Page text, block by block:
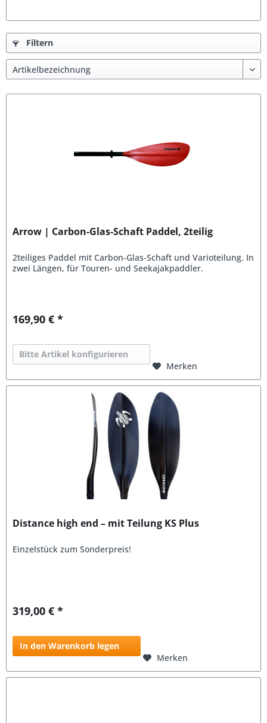
Filtern
Arrow | Carbon-Glas-Schaft Paddel, 2teilig
2teiliges Paddel mit Carbon-Glas-Schaft und Varioteilung. In
zwei Längen, für Touren- und Seekajakpaddler.
169,90 € *
Bitte Artikel konfigurieren
Merken
Distance high end – mit Teilung KS Plus
Einzelstück zum Sonderpreis!
319,00 € *
In den Warenkorb legen
Merken